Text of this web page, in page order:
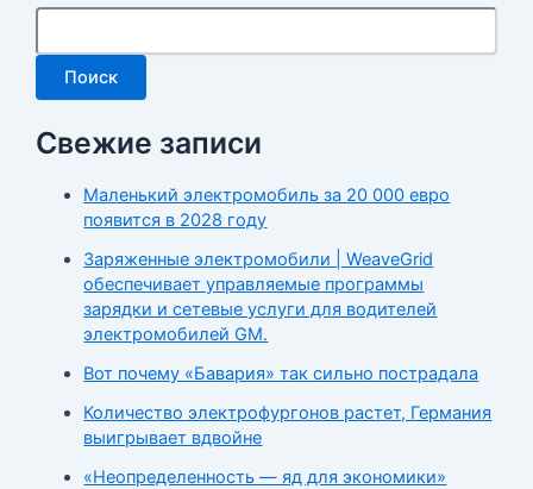
Поиск
Свежие записи
Маленький электромобиль за 20 000 евро
появится в 2028 году
Заряженные электромобили | WeaveGrid
обеспечивает управляемые программы
зарядки и сетевые услуги для водителей
электромобилей GM.
Вот почему «Бавария» так сильно пострадала
Количество электрофургонов растет, Германия
выигрывает вдвойне
«Неопределенность — яд для экономики»